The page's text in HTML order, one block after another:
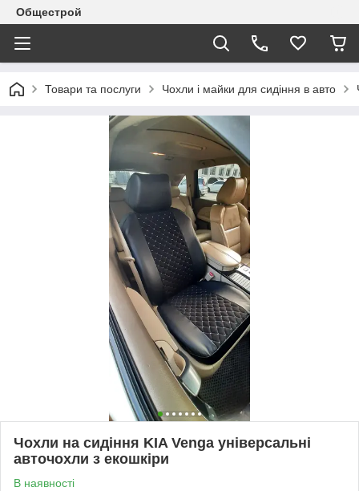
Общестрой
Товари та послуги Чохли і майки для сидіння в авто
Чохли на сидіння KIA Venga універсальні
авточохли з екошкіри
В наявності